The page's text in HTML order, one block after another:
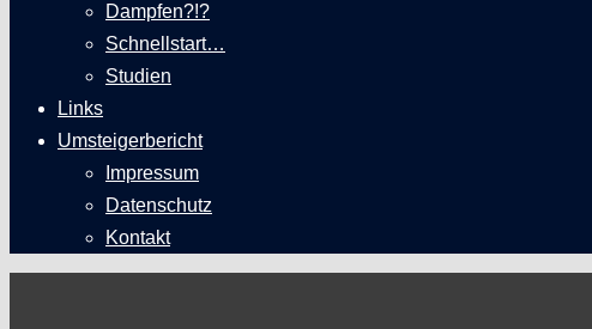
Dampfen?!?
Schnellstart…
Studien
Links
Umsteigerbericht
Impressum
Datenschutz
Kontakt